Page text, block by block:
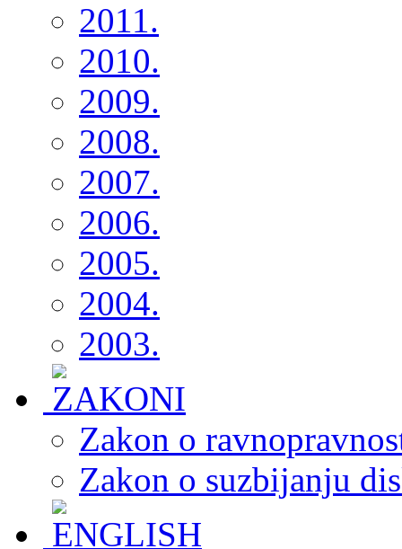
2011.
2010.
2009.
2008.
2007.
2006.
2005.
2004.
2003.
Zakon o
Zakon o suzbijanju